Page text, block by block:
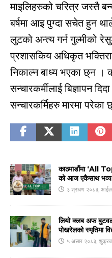
माइलिहरुको चरित्र जस्तै
बर्षमा आइ पुग्दा सचेत हुन
लुटको अन्त्य गर्न गुल्मीको
प्रशासकिय अधिकृत भक्तिराम
निकाल्न बाध्य भएका छ्न ।
सन्चारकर्मीलाई बिज्ञापन
सन्चारकर्मिहरु मारमा परेका
काठमाडौंमा ‘All
को आज एकैसाथ
३ श्रावण २०८३,
लियो क्लब अफ बुटवल
पोखरेलको स्मृतिमा
५ असार २०८३,